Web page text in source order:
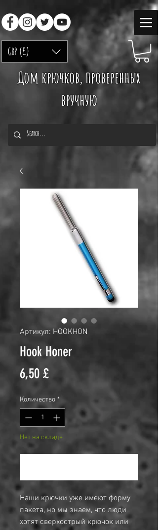
GBP (£)
Дом крючков, проверенных
вручную
Артикул: HOOKHON
Hook Honer
6,50 £Цена
Количество *
Нет на складе
Уведомить о появлении
Наши крючки уже имеют форму
пакета, но мы знаем, что люди
хотят сверхострый крючок или